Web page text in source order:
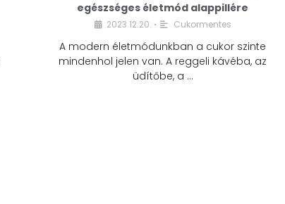
egészséges életmód alappillére
2023.12.20. • Cukormentes
A modern életmódunkban a cukor szinte
mindenhol jelen van. A reggeli kávéba, az
üdítőbe, a …
Cukorfogyasztás
egészséges életmód
alappillére